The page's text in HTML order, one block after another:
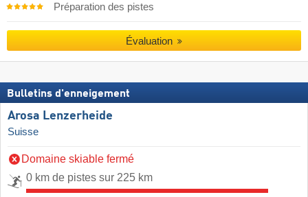
Préparation des pistes
Évaluation
Bulletins d'enneigement
Arosa Lenzerheide
Suisse
Domaine skiable fermé
0 km de pistes sur 225 km